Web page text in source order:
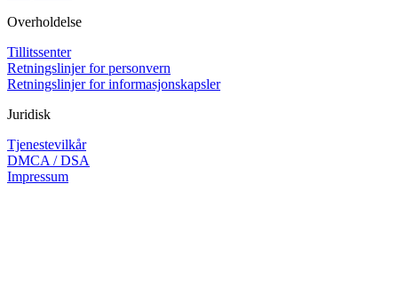
Overholdelse
Tillitssenter
Retningslinjer for personvern
Retningslinjer for informasjonskapsler
Juridisk
Tjenestevilkår
DMCA / DSA
Impressum